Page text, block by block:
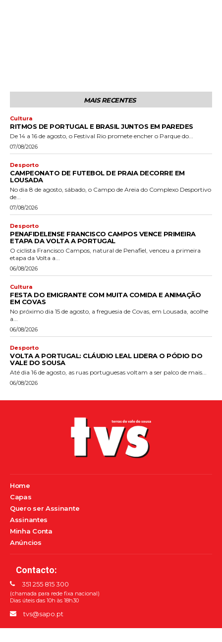
MAIS RECENTES
Cultura
RITMOS DE PORTUGAL E BRASIL JUNTOS EM PAREDES
De 14 a 16 de agosto, o Festival Rio promete encher o Parque do...
07/08/2026
Desporto
CAMPEONATO DE FUTEBOL DE PRAIA DECORRE EM
LOUSADA
No dia 8 de agosto, sábado, o Campo de Areia do Complexo Desportivo
de...
07/08/2026
Desporto
PENAFIDELENSE FRANCISCO CAMPOS VENCE PRIMEIRA
ETAPA DA VOLTA A PORTUGAL
O ciclista Francisco Campos, natural de Penafiel, venceu a primeira
etapa da Volta a...
06/08/2026
Cultura
FESTA DO EMIGRANTE COM MUITA COMIDA E ANIMAÇÃO
EM COVAS
No próximo dia 15 de agosto, a freguesia de Covas, em Lousada, acolhe
a...
06/08/2026
Desporto
VOLTA A PORTUGAL: CLÁUDIO LEAL LIDERA O PÓDIO DO
VALE DO SOUSA
Até dia 16 de agosto, as ruas portuguesas voltam a ser palco de mais...
06/08/2026
Home
Capas
Quero ser Assinante
Assinantes
Minha Conta
Anúncios
Contacto:
351 255 815 300
(chamada para rede fixa nacional)
Dias úteis das 10h às 18h30
tvs@sapo.pt